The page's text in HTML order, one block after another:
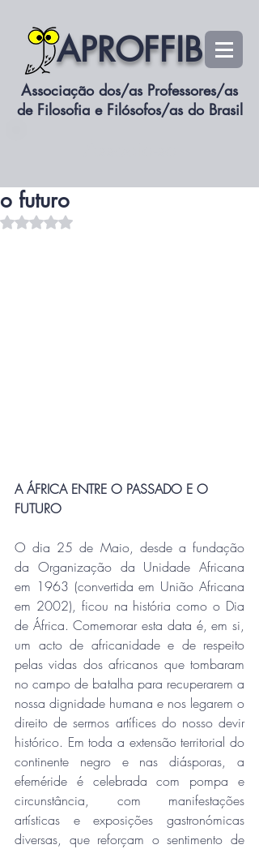
APROFFIB
Associação dos/as Professores/as
de Filosofia e Filósofos/as do Brasil
o futuro
Avaliado com NaN de 5 estrelas.
A ÁFRICA ENTRE O PASSADO E O
FUTURO
O dia 25 de Maio, desde a fundação
da Organização da Unidade Africana
em 1963 (convertida em União Africana
em 2002), ficou na história como o Dia
de África. Comemorar esta data é, em si,
um acto de africanidade e de respeito
pelas vidas dos africanos que tombaram
no campo de batalha para recuperarem a
nossa dignidade humana e nos legarem o
direito de sermos artífices do nosso devir
histórico. Em toda a extensão territorial do
continente negro e nas diásporas, a
efeméride é celebrada com pompa e
circunstância, com manifestações
artísticas e exposições gastronómicas
diversas, que reforçam o sentimento de